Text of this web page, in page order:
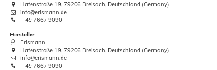
Hafenstraße 19, 79206 Breisach, Deutschland (Germany)
info@erismann.de
+ 49 7667 9090
Hersteller
Erismann
Hafenstraße 19, 79206 Breisach, Deutschland (Germany)
info@erismann.de
+ 49 7667 9090